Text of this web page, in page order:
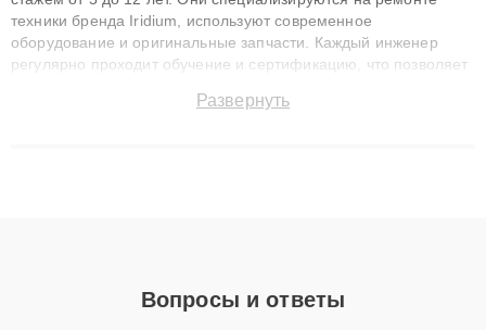
техники бренда Iridium, используют современное
оборудование и оригинальные запчасти. Каждый инженер
регулярно проходит обучение и сертификацию, что позволяет
технику с сохранением гарантии до 3 лет. Наши мастера
Развернуть
Вопросы и ответы